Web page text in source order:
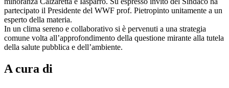
partecipato il Presidente del WWF prof. Pietropinto unitamente a un
esperto della materia.
In un clima sereno e collaborativo si è pervenuti a una strategia
comune volta all’approfondimento della questione mirante alla tutela
della salute pubblica e dell’ambiente.
A cura di